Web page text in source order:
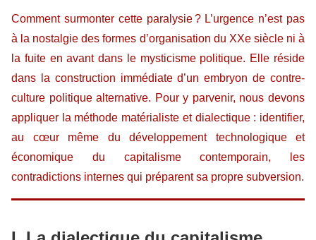
Comment surmonter cette paralysie ? L’urgence n’est pas
à la nostalgie des formes d’organisation du XXe siècle ni à
la fuite en avant dans le mysticisme politique. Elle réside
dans la construction immédiate d’un embryon de contre-
culture politique alternative. Pour y parvenir, nous devons
appliquer la méthode matérialiste et dialectique : identifier,
au cœur même du développement technologique et
économique du capitalisme contemporain, les
contradictions internes qui préparent sa propre subversion.